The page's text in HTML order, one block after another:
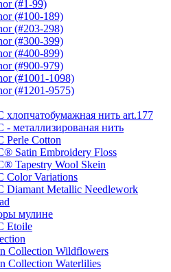
(#1-99)
(#100-189)
(#203-298)
(#300-399)
(#400-899)
(#900-979)
(#1001-1098)
(#1201-9575)
хлопчатобумажная нить art.177
- металлизированая нить
Perle Cotton
Satin Embroidery Floss
Tapestry Wool Skein
Color Variations
Diamant Metallic Needlework
мулине
Etoile
Collection Wildflowers
Collection Waterlilies